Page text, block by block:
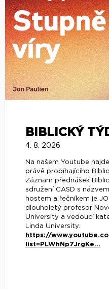
BIBLICKÝ
4. 8. 2026
Na našem Youtube
právě probíhajícího
Záznam přednášek
sdružení CASD s
hostem a řečníkem je
dlouholetý profesor
University a vedoucí
Linda University.
https://
list=PLWhNp7JrgKe...